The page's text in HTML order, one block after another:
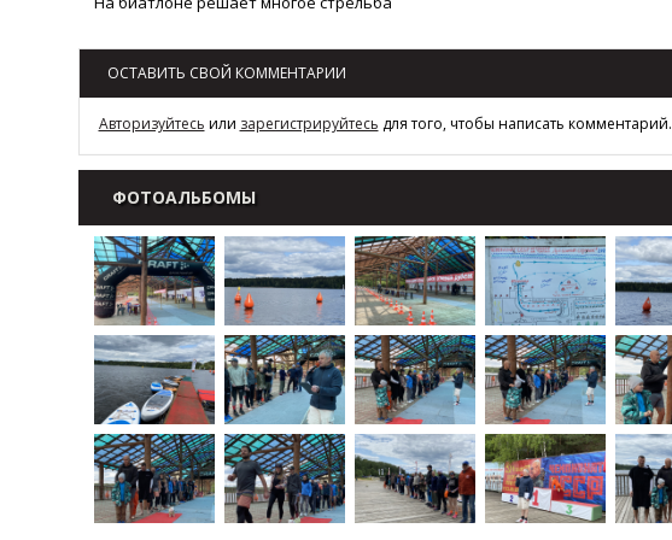
ОСТАВИТЬ СВОЙ КОММЕНТАРИИ
Авторизуйтесь или зарегистрируйтесь для того, чтобы написать комментарий.
ФОТОАЛЬБОМЫ